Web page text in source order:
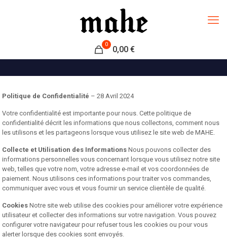
0
0,00 €
Politique de Confidentialité – 28 Avril 2024
Votre confidentialité est importante pour nous. Cette politique de
confidentialité décrit les informations que nous collectons, comment nous
les utilisons et les partageons lorsque vous utilisez le site web de MAHE.
Collecte et Utilisation des Informations Nous pouvons collecter des
informations personnelles vous concernant lorsque vous utilisez notre site
web, telles que votre nom, votre adresse e-mail et vos coordonnées de
paiement. Nous utilisons ces informations pour traiter vos commandes,
communiquer avec vous et vous fournir un service clientèle de qualité.
Cookies Notre site web utilise des cookies pour améliorer votre expérience
utilisateur et collecter des informations sur votre navigation. Vous pouvez
configurer votre navigateur pour refuser tous les cookies ou pour vous
alerter lorsque des cookies sont envoyés.